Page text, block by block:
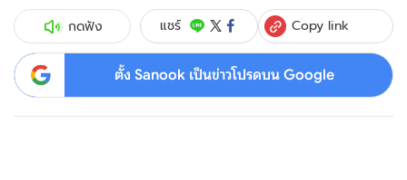
กดฟัง แชร์ Copy link
ตั้ง Sanook เป็นข่าวโปรดบน Google